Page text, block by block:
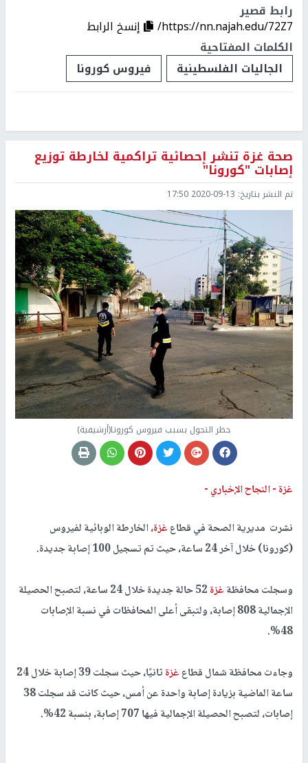
رابط قصير
https://nn.najah.edu/72Z7/
إنسخ الرابط
الكلمات المفتاحية
الجاليات الفلسطينية
فيروس كورونا
صحة غزة تنشر إحصائية تراكمية لخارطة توزيع
إصابات "كورونا"
تم النشر بتاريخ: 2020-09-13 17:50
حظر التجول بسبب فيروس كورونا(أرشيفية)
غزة -النجاح الإخباري -
نشرت مديرية الصحة في قطاعغزة، الخارطة الوبائية لفيروس
(كورونا) خلال آخر 24 ساعة، حيث تم تسجيل 100 إصابة جديدة.
وسجلت محافظةغزة
52 حالة جديدة خلال 24 ساعة، لتصبح الحصيلة
الإجمالية 808 إصابة، ولتبقى أعلى المحافظات في نسبة الإصابات
48%.
وجاءت محافظة شمال قطاعغزة
ثانيًا، حيث سجلت 39 إصابة خلال 24
ساعة الماضية بزيادة إصابة واحدة عن أمس، حيث كانت قد سجلت 38
إصابات، لتصبح الحصيلة الإجمالية فيها 707 إصابة، بنسبة 42%.